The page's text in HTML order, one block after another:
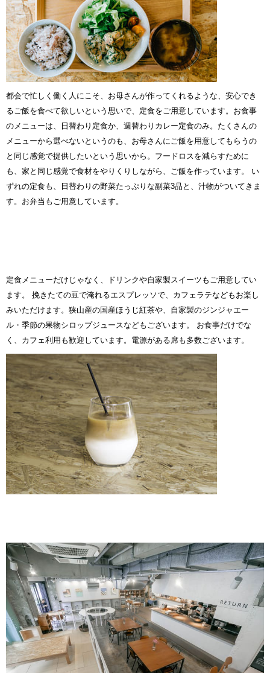
都会で忙しく働く人にこそ、お母さんが作ってくれるような、安心でき
るご飯を食べて欲しいという思いで、定食をご用意しています。お食事
のメニューは、日替わり定食か、週替わりカレー定食のみ。たくさんの
メニューから選べないというのも、お母さんにご飯を用意してもらうの
と同じ感覚で提供したいという思いから。フードロスを減らすために
も、家と同じ感覚で食材をやりくりしながら、ご飯を作っています。 い
ずれの定食も、日替わりの野菜たっぷりな副菜3品と、汁物がついてきま
す。お弁当もご用意しています。
定食メニューだけじゃなく、ドリンクや自家製スイーツもご用意してい
ます。 挽きたての豆で淹れるエスプレッソで、カフェラテなどもお楽し
みいただけます。狭山産の国産ほうじ紅茶や、自家製のジンジャエー
ル・季節の果物シロップジュースなどもございます。 お食事だけでな
く、カフェ利用も歓迎しています。電源がある席も多数ございます。